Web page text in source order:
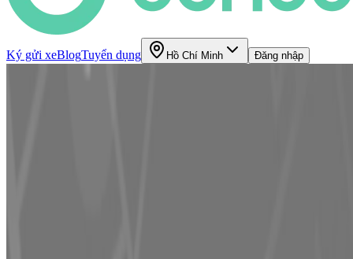
Ký gửi xeBlogTuyển dụng Hồ Chí Minh Đăng nhập